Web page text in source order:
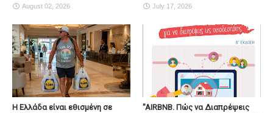
August 02, 2026 July 17, 2026
Η Ελλάδα είναι εθισμένη σε
"AIRBNB. Πώς να Διαπρέψεις